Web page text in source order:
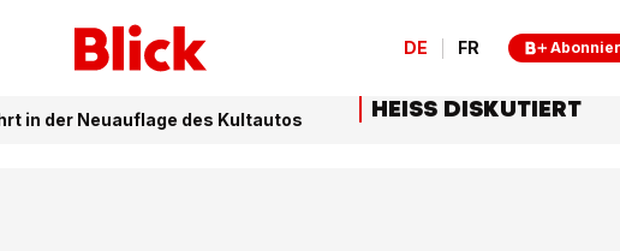
DE FR
in der Neuauflage des Kultautos HEISS DISKUTIERT